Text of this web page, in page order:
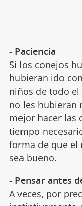
- Paciencia
Si los conejos
hubieran ido
niños de todo
no les hubieran
mejor hacer las
tiempo
forma de que el
sea bueno.
- Pensar antes
A veces, por